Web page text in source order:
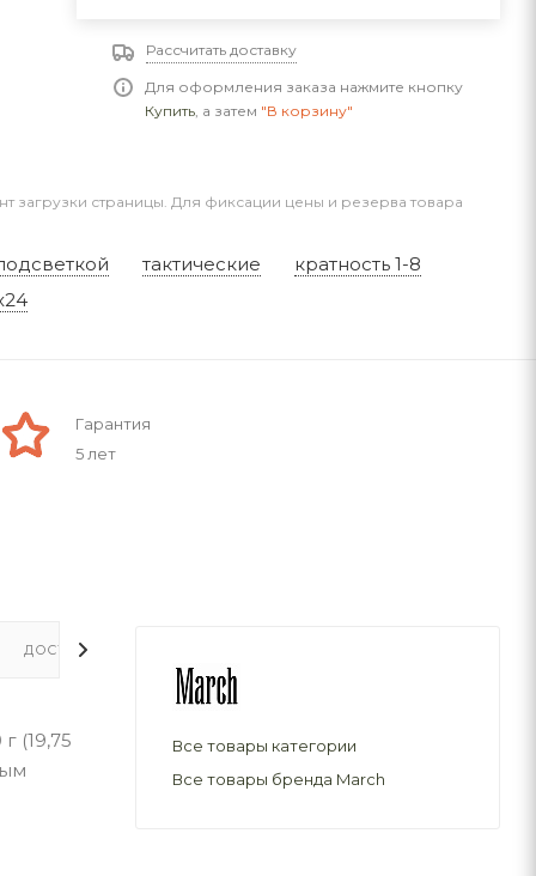
Рассчитать доставку
Для оформления заказа нажмите кнопку
Купить, а затем "В корзину"
загрузки страницы. Для фиксации цены и резерва товара
тактические
кратность 1-8
Гарантия
5 лет
ДОСТАВКА
(19,75
Все товары категории
Все товары бренда March